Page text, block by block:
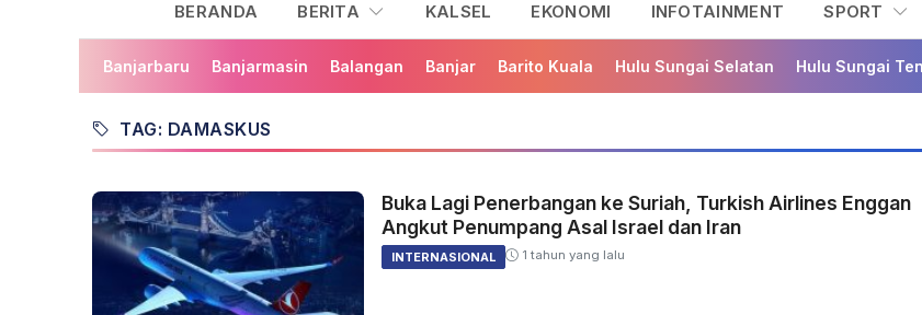
BERANDA BERITA KALSEL EKONOMI INFOTAINMENT SPORT
Banjarbaru Banjarmasin Balangan Banjar Barito Kuala Hulu Sungai Selatan Hulu Sungai
TAG: DAMASKUS
Buka Lagi Penerbangan ke Suriah, Turkish Airlines Enggan
Angkut Penumpang Asal Israel dan Iran
INTERNASIONAL 1 tahun yang lalu